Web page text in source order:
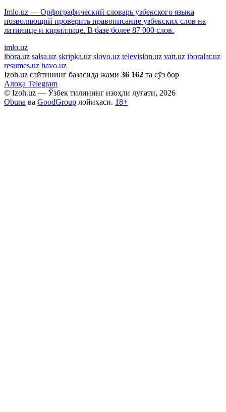
Imlo.uz — Орфографический словарь узбекского языка
позволяющий проверить правописание узбекских слов на
латинице и кириллице. В базе более 87 000 слов.
imlo.uz
ibora.uz salsa.uz skripka.uz slovo.uz television.uz vatt.uz iboralar.uz
resumes.uz havo.uz
Izoh.uz сайтининг базасида жами 36 162 та сўз бор
Алоқа Telegram
© Izoh.uz — Ўзбек тилининг изоҳли луғати, 2026
Obuna ва GoodGroup лойиҳаси. 18+